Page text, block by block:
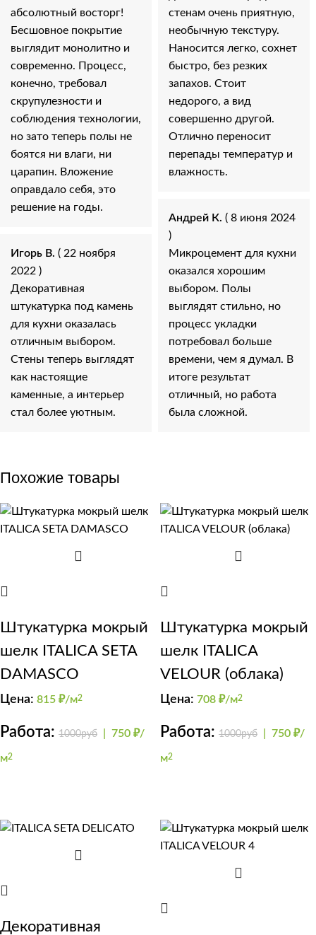
абсолютный восторг!
Бесшовное покрытие
выглядит монолитно и
современно. Процесс,
конечно, требовал
скрупулезности и
соблюдения технологии,
но зато теперь полы не
боятся ни влаги, ни
царапин. Вложение
оправдало себя, это
решение на годы.
Игорь В. ( 22 ноября
2022 )
Декоративная
штукатурка под камень
для кухни оказалась
отличным выбором.
Стены теперь выглядят
как настоящие
каменные, а интерьер
стал более уютным.
стенам очень приятную,
необычную текстуру.
Наносится легко, сохнет
быстро, без резких
запахов. Стоит
недорого, а вид
совершенно другой.
Отлично переносит
перепады температур и
влажность.
Андрей К. ( 8 июня 2024
)
Микроцемент для кухни
оказался хорошим
выбором. Полы
выглядят стильно, но
процесс укладки
потребовал больше
времени, чем я думал. В
итоге результат
отличный, но работа
была сложной.
Похожие товары
Штукатурка мокрый
шелк ITALICA SETA
DAMASCO
Цена: 815 ₽/м2
Работа: 1000руб 750 ₽/
м2
Штукатурка мокрый
шелк ITALICA
VELOUR (облака)
Цена: 708 ₽/м2
Работа: 1000руб 750 ₽/
м2
Декоративная